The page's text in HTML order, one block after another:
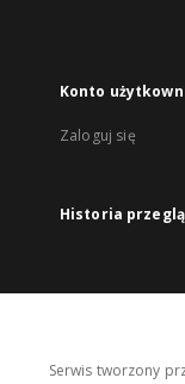
Konto
Zaloguj się
Historia
Serwis tworzony